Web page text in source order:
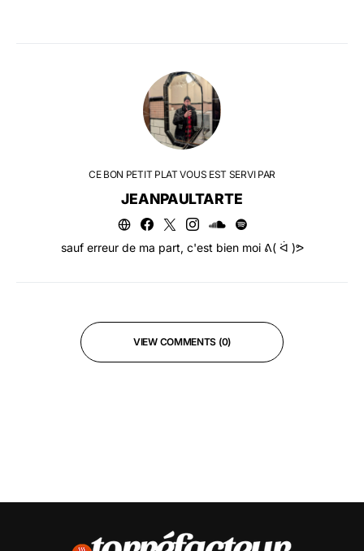
CE BON PETIT PLAT VOUS EST SERVI PAR
JEANPAULTARTE
sauf erreur de ma part, c'est bien moi ᕕ( ᐛ )ᕗ
VIEW COMMENTS (0)